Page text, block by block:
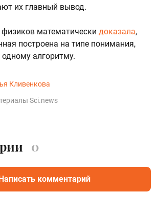
их главный вывод.
математически доказала,
построена на типе понимания,
алгоритму.
Кливенкова
Sci.news
0
комментарий